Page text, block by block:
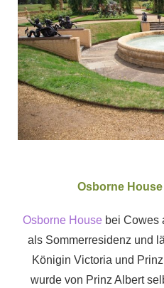
Osborne
Osborne Housebei Cowes
als Sommerresidenz und
Königin Victoria und
wurde von Prinz Albert